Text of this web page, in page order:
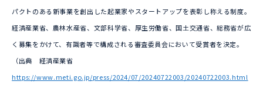
パクトのある新事業を創出した起業家やスタートアップを表彰し称える制度。
経済産業省、農林水産省、文部科学省、厚生労働省、国土交通省、総務省が広
く募集をかけて、有識者等で構成される審査委員会において受賞者を決定。
（出典 経済産業省
https://www.meti.go.jp/press/2024/07/20240722003/20240722003.html